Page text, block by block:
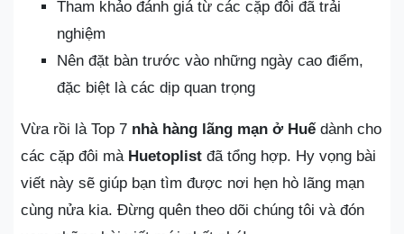
Tham khảo đánh giá từ các cặp đôi đã trải
nghiệm
Nên đặt bàn trước vào những ngày cao điểm,
đặc biệt là các dịp quan trọng
Vừa rồi là Top 7 nhà hàng lãng mạn ở Huếdành cho
các cặp đôi mà Huetoplist đã tổng hợp. Hy vọng bài
viết này sẽ giúp bạn tìm được nơi hẹn hò lãng mạn
cùng nửa kia. Đừng quên theo dõi chúng tôi và đón